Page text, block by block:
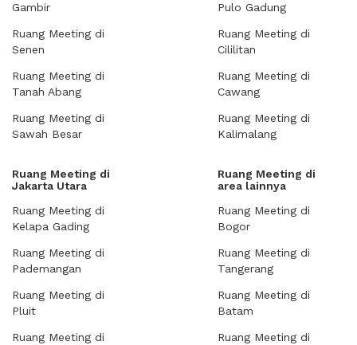
Gambir
Ruang Meeting di
Senen
Ruang Meeting di
Tanah Abang
Ruang Meeting di
Sawah Besar
Pulo Gadung
Ruang Meeting di
Cililitan
Ruang Meeting di
Cawang
Ruang Meeting di
Kalimalang
Ruang Meeting di
Jakarta Utara
Ruang Meeting di
Kelapa Gading
Ruang Meeting di
Pademangan
Ruang Meeting di
Pluit
Ruang Meeting di
Ruang Meeting di
area lainnya
Ruang Meeting di
Bogor
Ruang Meeting di
Tangerang
Ruang Meeting di
Batam
Ruang Meeting di